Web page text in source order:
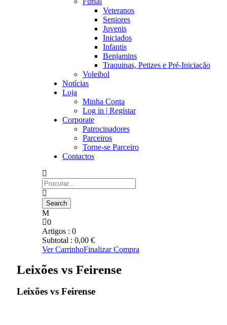
Veteranos
Seniores
Juvenis
Iniciados
Infantis
Benjamins
Traquinas, Petizes e Pré-Iniciação
Voleibol
Notícias
Loja
Minha Conta
Log in | Registar
Corporate
Patrocinadores
Parceiros
Torne-se Parceiro
Contactos
0
Artigos : 0
Subtotal : 0,00 €
Ver CarrinhoFinalizar Compra
Leixões vs Feirense
Leixões vs Feirense